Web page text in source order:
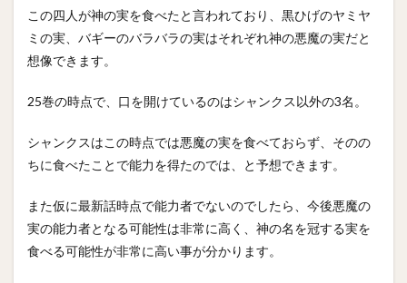
この四人が神の実を食べたと言われており、黒ひげのヤミヤ
ミの実、バギーのバラバラの実はそれぞれ神の悪魔の実だと
想像できます。
25巻の時点で、口を開けているのはシャンクス以外の3名。
シャンクスはこの時点では悪魔の実を食べておらず、そのの
ちに食べたことで能力を得たのでは、と予想できます。
また仮に最新話時点で能力者でないのでしたら、今後悪魔の
実の能力者となる可能性は非常に高く、神の名を冠する実を
食べる可能性が非常に高い事が分かります。